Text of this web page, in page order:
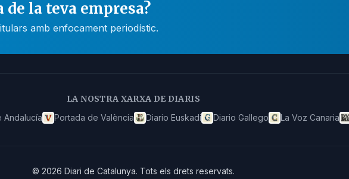
la teva empresa?
amb enfocament periodístic.
LA NOSTRA XARXA DE DIARIS
Andalucía Portada de València Diario Euskadi Diario Gallego La Voz Canaria
© 2026 Diari de Catalunya. Tots els drets reservats.